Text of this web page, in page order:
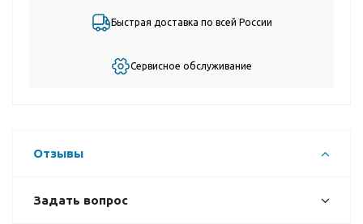
Быстрая доставка по всей России
Сервисное обслуживание
Отзывы
Задать вопрос